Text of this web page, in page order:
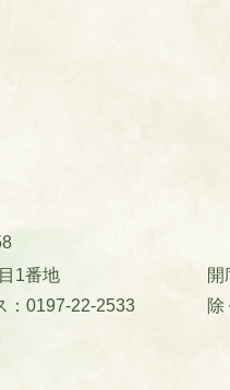
1番地
：0197-22-2533
開
除